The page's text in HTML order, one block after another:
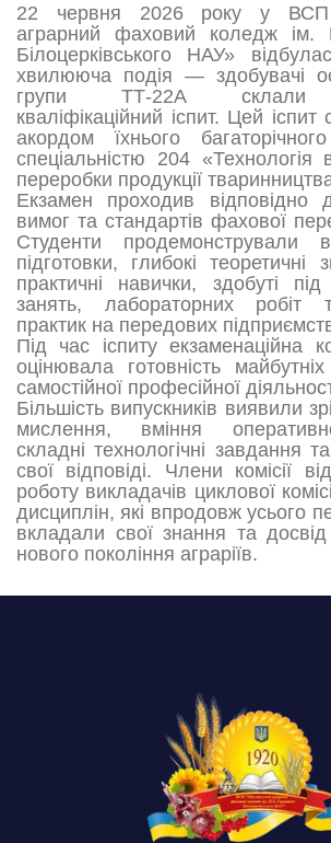
22 червня 2026 року у ВСП
аграрний фаховий коледж ім.
Білоцерківського НАУ»
хвилююча подія — здобувачі
групи ТТ-22А склали
кваліфікаційний іспит. Цей
акордом їхнього
спеціальністю 204 «Технологія
переробки продукції
Екзамен проходив відповідно
вимог та стандартів фахової
Студенти продемонстрували
підготовки, глибокі теоретичні
практичні навички, здобуті
занять, лабораторних робіт
практик на передових
Під час іспиту екзаменаційна
оцінювала готовність
самостійної професійної
Більшість випускників виявили
мислення, вміння
складні технологічні завдання
свої відповіді. Члени комісії
роботу викладачів циклової
дисциплін, які впродовж усього
вкладали свої знання та
нового покоління аграріїв.